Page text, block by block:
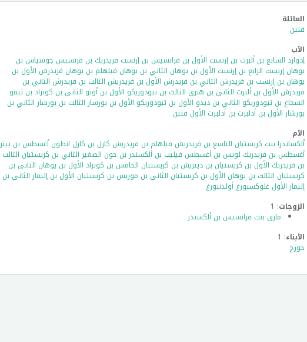
العائلة
فتين
الأب
إدوارد السابع بن ألبرت بن إرنست الأول بن فرانسيس بن إرنست فريدريك بن فرنسيس جوسياس بن
يوهان إرنست الرابع بن إرنست الأول بن يوهان الثاني بن يوهان فيلهلم بن يوهان فريدرش الأول بن
يوهان بن إرنست بن فريدرش الثاني بن فريدرش الأول بن فريدريش الثالث بن فريدرش الثاني بن
فريدرش الأول بن ألبرت الثاني بن هنري الثالث بن تيودوريكو الأول بن أوتو الثاني بن كونراد بن ثيمو
الشجاع بن تيودوريكو الثاني بن ديدو الأول بن تيودوريكو الأول بن بورشار الثالث بن بورشار الثاني بن
بورشار الأول بن أدلبرت بن أدلبرت الأول فتين
الأم
ألكساندرا بنت كريستيان التاسع بن فريدريش فيلهلم بن فريدريش كارل بن كارل انطون أغسطس بن بيتر
أغسطس بن فريدريك لويس بن أغسطس فيليب بن ألكسندر بن جون الصغير الثاني بن كريستيان الثالث
بن فريدريك الأول بن كريستيان بن ديتريش بن كريستيان الخامس بن كونراد الأول بن يوهان الثاني بن
كريستيان الثالث بن يوهان الأول بن كريستيان الثاني بن موريس بن كريستيان الأول بن إليمار الثاني بن
إليمار الأول غلوكسبورغ أولدنبورغ
الزوجات: 1
ماري بنت فرانسيس بن ألكسندر
الأبناء: 1
جورج